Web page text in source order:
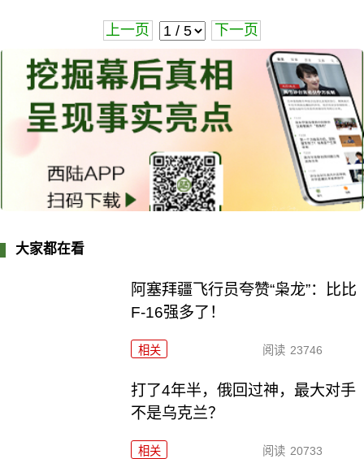
上一页 下一页
大家都在看
阿塞拜疆飞行员夸赞“枭龙”：比比
F-16强多了！
相关 阅读 23746
打了4年半，俄回过神，最大对手
不是乌克兰？
相关 阅读 20733